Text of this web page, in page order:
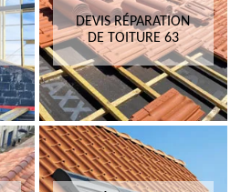
DEVIS RÉPARATION
DE TOITURE 63